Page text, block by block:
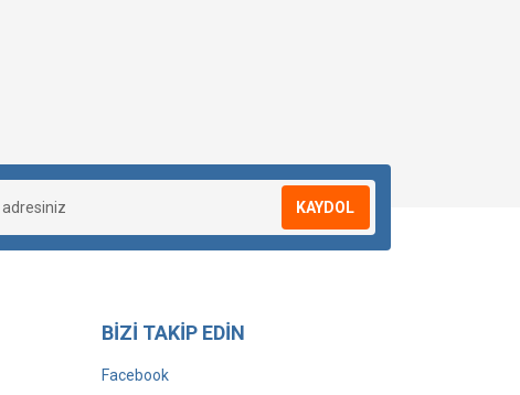
KAYDOL
BİZİ TAKİP EDİN
Facebook